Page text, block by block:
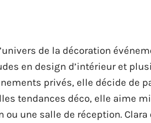
de la décoration
en design d’intérieur et
privés, elle décide de
tendances déco, elle aime
une salle de réception.